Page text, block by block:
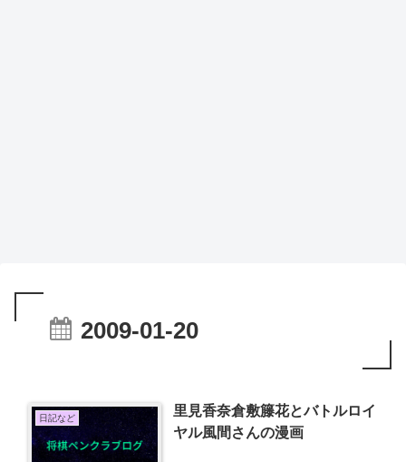
2009-01-20
日記など
里見香奈倉敷籐花とバトルロイ
ヤル風間さんの漫画